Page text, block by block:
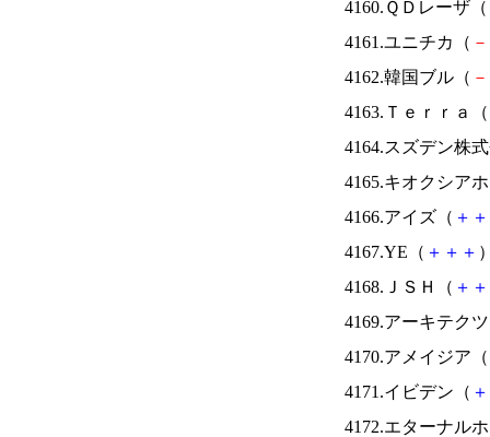
4160.ＱＤレーザ（
4161.ユニチカ（ －
4162.韓国ブル（ －
4163.Ｔｅｒｒａ（
4164.スズデン株
4165.キオクシア
4166.アイズ（ ＋ ＋
4167.YE（ ＋ ＋ ＋
4168.ＪＳＨ（ ＋ ＋
4169.アーキテク
4170.アメイジア（
4171.イビデン（ ＋
4172.エターナル